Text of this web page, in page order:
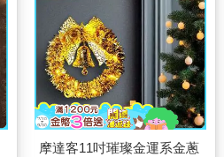
摩達客11吋璀璨金運系金蔥